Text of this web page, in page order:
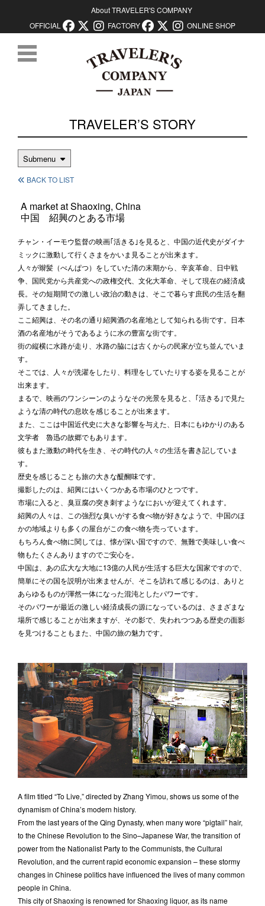
About TRAVELER'S COMPANY
OFFICIAL
FACTORY ONLINE SHOP
TRAVELER’S STORY
Submenu
BACK TO LIST
A market at Shaoxing, China
中国 紹興のとある市場
チャン・イーモウ監督の映画｢活きる｣を見ると、中国の近代史がダイナ
ミックに激動して行くさまをかいま見ることが出来ます。
人々が辮髪（べんぱつ）をしていた清の末期から、辛亥革命、日中戦
争、国民党から共産党への政権交代、文化大革命、そして現在の経済成
長。その短期間での激しい政治の動きは、そこで暮らす庶民の生活を翻
弄してきました。
ここ紹興は、その名の通り紹興酒の名産地として知られる街です。日本
酒の名産地がそうであるように水の豊富な街です。
街の縦横に水路が走り、水路の脇には古くからの民家が立ち並んでいま
す。
そこでは、人々が洗濯をしたり、料理をしていたりする姿を見ることが
出来ます。
まるで、映画のワンシーンのようなその光景を見ると、｢活きる｣で見た
ような清の時代の息吹を感じることが出来ます。
また、ここは中国近代史に大きな影響を与えた、日本にもゆかりのある
文学者 魯迅の故郷でもあります。
彼もまた激動の時代を生き、その時代の人々の生活を書き記していま
す。
歴史を感じることも旅の大きな醍醐味です。
撮影したのは、紹興にはいくつかある市場のひとつです。
市場に入ると、臭豆腐の突き刺すようなにおいが迎えてくれます。
紹興の人々は、この強烈な臭いがする食べ物が好きなようで、中国のほ
かの地域よりも多くの屋台がこの食べ物を売っています。
もちろん食べ物に関しては、懐が深い国ですので、無難で美味しい食べ
物もたくさんありますのでご安心を。
中国は、あの広大な大地に13億の人民が生活する巨大な国家ですので、
簡単にその国を説明が出来ませんが、そこを訪れて感じるのは、ありと
あらゆるものが渾然一体になった混沌としたパワーです。
そのパワーが最近の激しい経済成長の源になっているのは、さまざまな
場所で感じることが出来ますが、その影で、失われつつある歴史の面影
を見つけることもまた、中国の旅の魅力です。
A film titled “To Live,” directed by Zhang Yimou, shows us some of the
dynamism of China’s modern history.
From the last years of the Qing Dynasty, when many wore “pigtail” hair,
to the Chinese Revolution to the Sino–Japanese War, the transition of
power from the Nationalist Party to the Communists, the Cultural
Revolution, and the current rapid economic expansion – these stormy
changes in Chinese politics have influenced the lives of many common
people in China.
This city of Shaoxing is renowned for Shaoxing liquor, as its name